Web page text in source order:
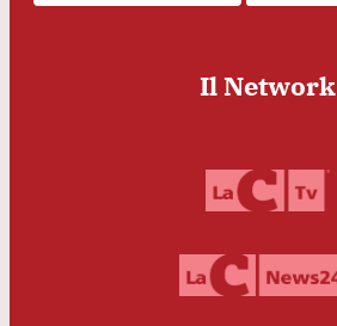
Il Network